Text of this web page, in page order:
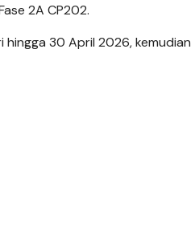
2A CP202.
hingga 30 April 2026, kemudian